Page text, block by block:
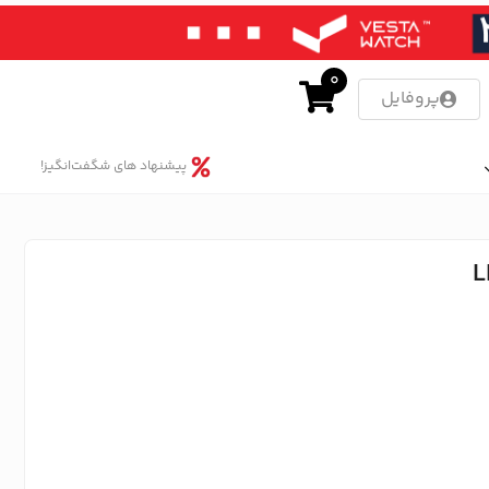
پروفایل
0
پیشنهاد های شگفت‌انگیز!